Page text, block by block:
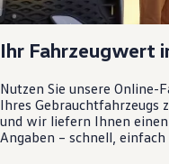
Ihr Fahrzeugwert
Nutzen Sie unsere
Ihres Gebrauchtfahrzeugs
und wir liefern Ihnen
Angaben – schnell,